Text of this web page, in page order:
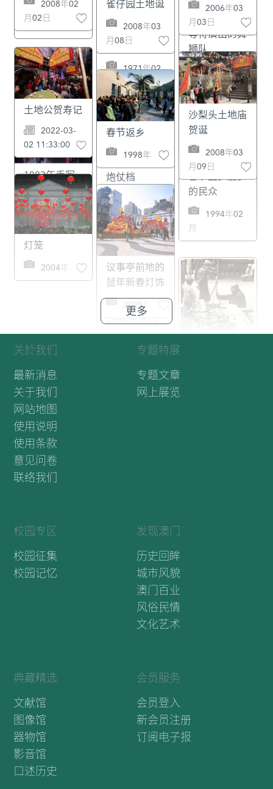
2008年02
月02日
2006年03
月03日
雀仔园土地诞
2008年03
月08日
土地公贺寿记
2022-03-
02 11:33:00
沙梨头土地庙
贺诞
2008年03
月09日
春节返乡
1998年
灯笼
2004年
议事亭前地的
鼠年新春灯饰
2008年
议事亭前地的
鼠年新春灯饰
2008年
街巷小店在春
议事亭前地的
春节布置
春节联欢留影
新春舞龙表演